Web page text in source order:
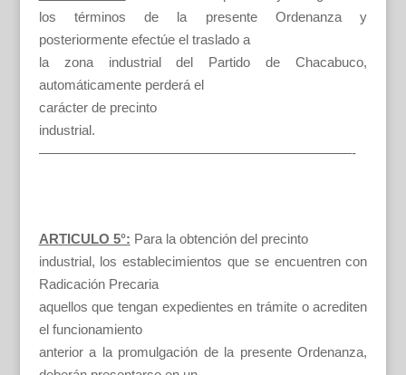
los términos de la presente Ordenanza y
posteriormente efectúe el traslado a
la zona industrial del Partido de Chacabuco,
automáticamente perderá el
carácter de precinto
industrial.
———————————————————————-
ARTICULO 5°: Para la obtención del precinto
industrial, los establecimientos que se encuentren con
Radicación Precaria
aquellos que tengan expedientes en trámite o acrediten
el funcionamiento
anterior a la promulgación de la presente Ordenanza,